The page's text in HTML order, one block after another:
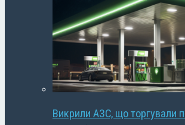
Викрили АЗС, що торгували